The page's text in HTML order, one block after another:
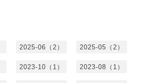
2025-06（2） 2025-05（2）
2023-10（1） 2023-08（1）